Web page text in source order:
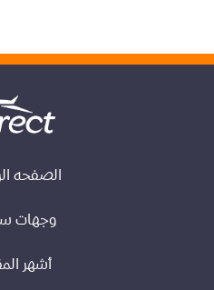
الصفحه
وجهات
أشهر